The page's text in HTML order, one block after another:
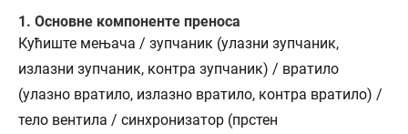
1. Основне компоненте преноса
Кућиште мењача / зупчаник (улазни зупчаник,
излазни зупчаник, контра зупчаник) / вратило
(улазно вратило, излазно вратило, контра вратило) /
тело вентила / синхронизатор (прстен